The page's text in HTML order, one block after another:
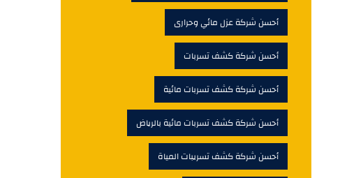
أحسن شركة عزل مائي وحرارى
أحسن شركة كشف تسربات
أحسن شركة كشف تسربات مائية
أحسن شركة كشف تسربات مائية بالرياض
أحسن شركة كشف تسريبات المياة